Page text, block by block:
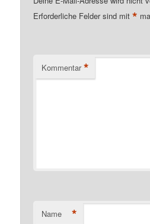
Erforderliche Felder sind mit*
Kommentar *
Name *